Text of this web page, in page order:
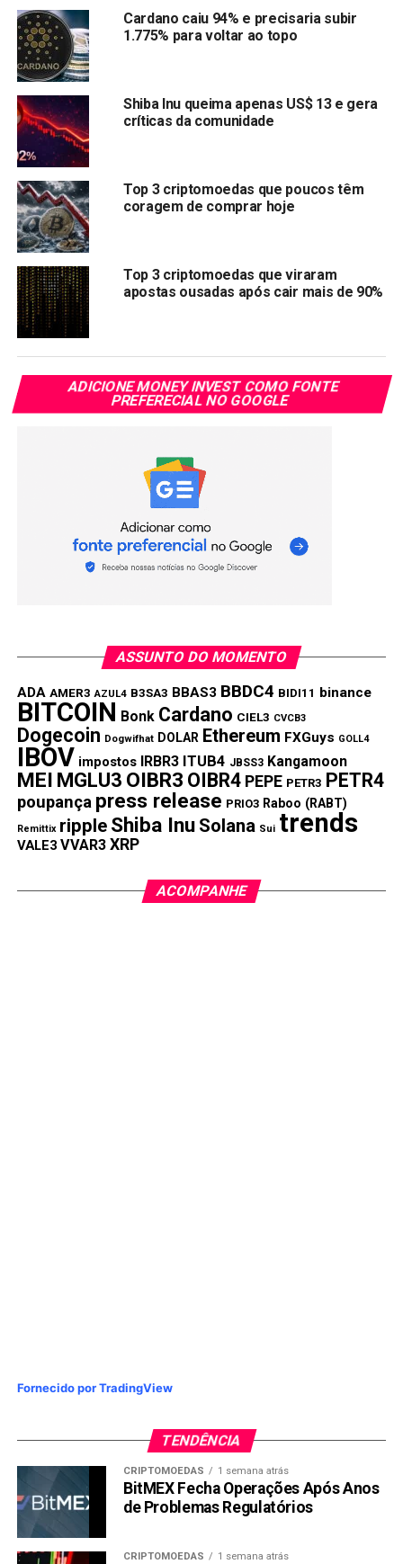
baleia comprou 715,9 bilhões de SHIB em no último dia 5
de junho.
Já a JasmyCoin também tem notado acumulação de
que enfatiza fortemente recursos de privacidade e
segurança de dados, grandes baleias acreditam nesta
cripto para preservar suas identidades.
Deacordocom a análise mais recente da Santiment, o
aumento nas grandes transações indica um interesse
crescente por parte dos grandes investidores, o que está
criptomoedas.
Compartilhar:
Copy
Link
WhatsApp
Twitter
Facebook
Reddit
Email
TÓPICOS RELACIONADOS: CARDANO
JASMYCOIN
DTX Exchange (DTX) esgota o estágio dois quatro
meses antes do previsto; listagem na CEX Exchange
NÃO PERCA:
O mercado de criptomoedas preste a romper com
Cardano caiu 94% e precisaria subir
1.775% para voltar ao topo
Shiba Inu queima apenas US$ 13 e gera
críticas da comunidade
Top 3 criptomoedas que poucos têm
coragem de comprar hoje
Top 3 criptomoedas que viraram
apostas ousadas após cair mais de 90%
ADICIONE MONEY INVEST COMO FONTE
PREFERECIAL NO GOOGLE
ASSUNTO DO MOMENTO
ADA AMER3 AZUL4 B3SA3 BBAS3 BBDC4 BIDI11 binance
BITCOIN Bonk Cardano CIEL3 CVCB3
Dogecoin Dogwifhat DOLAR Ethereum FXGuys GOLL4
IBOV impostos IRBR3 ITUB4 JBSS3 Kangamoon
MEI MGLU3 OIBR3 OIBR4 PEPE PETR3 PETR4
poupança press release PRIO3 Raboo (RABT)
Remittix ripple Shiba Inu Solana Sui trends
VALE3 VVAR3 XRP
ACOMPANHE
Fornecido por TradingView
TENDÊNCIA
CRIPTOMOEDAS 1 semana atrás
BitMEX Fecha Operações Após Anos
de Problemas Regulatórios
CRIPTOMOEDAS 1 semana atrás